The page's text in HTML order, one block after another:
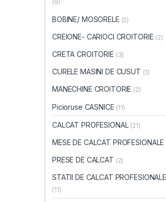
(9)
BOBINE/ MOSORELE (2)
CREIONE- CARIOCI CROITORIE (2)
CRETA CROITORIE (3)
CURELE MASINI DE CUSUT (1)
MANECHINE CROITORIE (2)
Picioruse CASNICE (11)
CALCAT PROFESIONAL (21)
MESE DE CALCAT PROFESIONALE
PRESE DE CALCAT (2)
STATII DE CALCAT PROFESIONALE
(11)